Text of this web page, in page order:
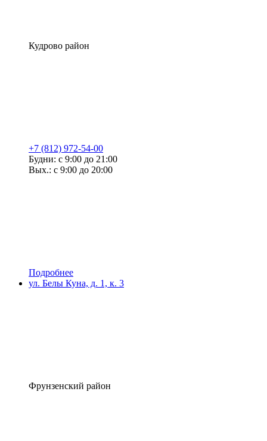
Кудрово район
+7 (812) 972-54-00
Будни: с 9:00 до 21:00
Вых.: с 9:00 до 20:00
Подробнее
ул. Белы Куна, д. 1, к. 3
Фрунзенский район